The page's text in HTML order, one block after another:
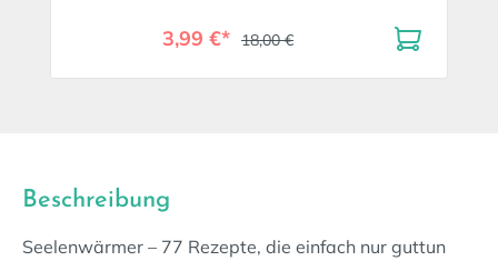
3,99 €* 18,00 €
Beschreibung
Seelenwärmer – 77 Rezepte, die einfach nur guttun